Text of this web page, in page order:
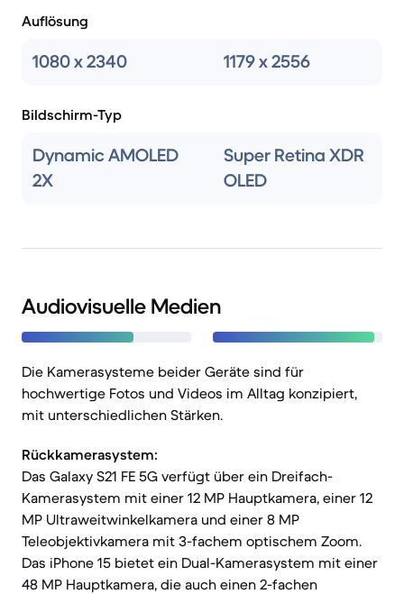
Auflösung
1080 x 2340 1179 x 2556
Bildschirm-Typ
Dynamic AMOLED
2X
Super Retina XDR
OLED
Audiovisuelle Medien
Die Kamerasysteme beider Geräte sind für
hochwertige Fotos und Videos im Alltag konzipiert,
mit unterschiedlichen Stärken.
Rückkamerasystem:
Das Galaxy S21 FE 5G verfügt über ein Dreifach-
Kamerasystem mit einer 12 MP Hauptkamera, einer 12
MP Ultraweitwinkelkamera und einer 8 MP
Teleobjektivkamera mit 3-fachem optischem Zoom.
Das iPhone 15 bietet ein Dual-Kamerasystem mit einer
48 MP Hauptkamera, die auch einen 2-fachen